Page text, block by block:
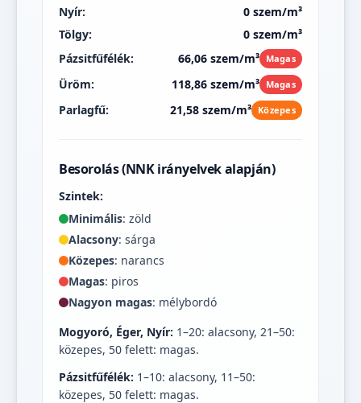
Nyír:
0 szem/m³
Tölgy:
0 szem/m³
Pázsitfűfélék:
66,06 szem/m³ Magas
Üröm: 118,86 szem/m³ Magas
Parlagfű: 21,58 szem/m³ Közepes
Besorolás (NNK irányelvek alapján)
Szintek:
Minimális: zöld
Alacsony: sárga
Közepes: narancs
Magas: piros
Nagyon magas: mélybordó
Mogyoró, Éger, Nyír: 1–20: alacsony, 21–50:
közepes, 50 felett: magas.
Pázsitfűfélék: 1–10: alacsony, 11–50:
közepes, 50 felett: magas.